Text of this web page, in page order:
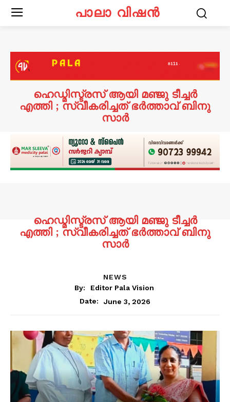
പാലാ വിഷൻ
ഹെഡ്മിസ്ട്രസ് ആയി മഞ്ജു ടീച്ചർ
എത്തി ; സ്വീകരിച്ചത് ഭർത്താവ് ബിനു
സാർ
ഹെഡ്മിസ്ട്രസ് ആയി മഞ്ജു ടീച്ചർ
എത്തി ; സ്വീകരിച്ചത് ഭർത്താവ് ബിനു
സാർ
NEWS
By:
Editor Pala Vision
Date:
June 3, 2026